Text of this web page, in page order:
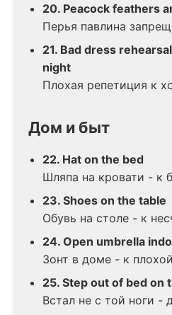
20. Peacock feathers
Перья павлина
21. Bad dress
night
Плохая репетиция к
Дом и быт
22. Hat on the bed
Шляпа на кровати - к
23. Shoes on the table
Обувь на столе - к
24. Open umbrella
Зонт в доме - к
25. Step out of bed on
Встал не с той ноги -